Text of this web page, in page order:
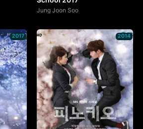
Jung Joon Soo
2017 2014